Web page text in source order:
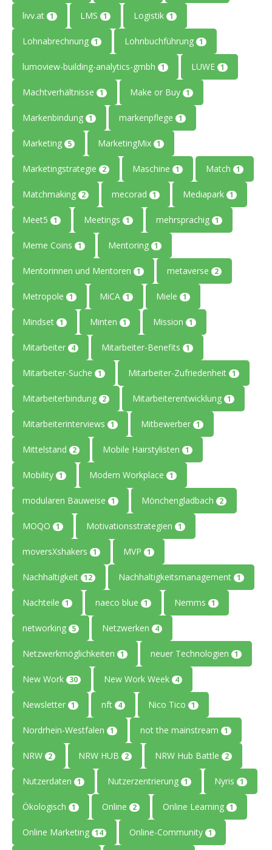
livv.at 1 LMS 1 Logistik 1
Lohnabrechnung 1 Lohnbuchführung 1
lumoview-building-analytics-gmbh 1 LUWE 1
Machtverhältnisse 1 Make or Buy 1
Markenbindung 1 markenpflege 1
Marketing 5 MarketingMix 1
Marketingstrategie 2 Maschine 1 Match 1
Matchmaking 2 mecorad 1 Mediapark 1
Meet5 1 Meetings 1 mehrsprachig 1
Meme Coins 1 Mentoring 1
Mentorinnen und Mentoren 1 metaverse 2
Metropole 1 MiCA 1 Miele 1
Mindset 1 Minten 1 Mission 1
Mitarbeiter 4 Mitarbeiter-Benefits 1
Mitarbeiter-Suche 1 Mitarbeiter-Zufriedenheit 1
Mitarbeiterbindung 2 Mitarbeiterentwicklung 1
Mitarbeiterinterviews 1 Mitbewerber 1
Mittelstand 2 Mobile Hairstylisten 1
Mobility 1 Modern Workplace 1
modularen Bauweise 1 Mönchengladbach 2
MOQO 1 Motivationsstrategien 1
moversXshakers 1 MVP 1
Nachhaltigkeit 12 Nachhaltigkeitsmanagement 1
Nachteile 1 naeco blue 1 Nemms 1
networking 5 Netzwerken 4
Netzwerkmöglichkeiten 1 neuer Technologien 1
New Work 30 New Work Week 4
Newsletter 1 nft 4 Nico Tico 1
Nordrhein-Westfalen 1 not the mainstream 1
NRW 2 NRW HUB 2 NRW Hub Battle 2
Nutzerdaten 1 Nutzerzentrierung 1 Nyris 1
Ökologisch 1 Online 2 Online Learning 1
Online Marketing 14 Online-Community 1